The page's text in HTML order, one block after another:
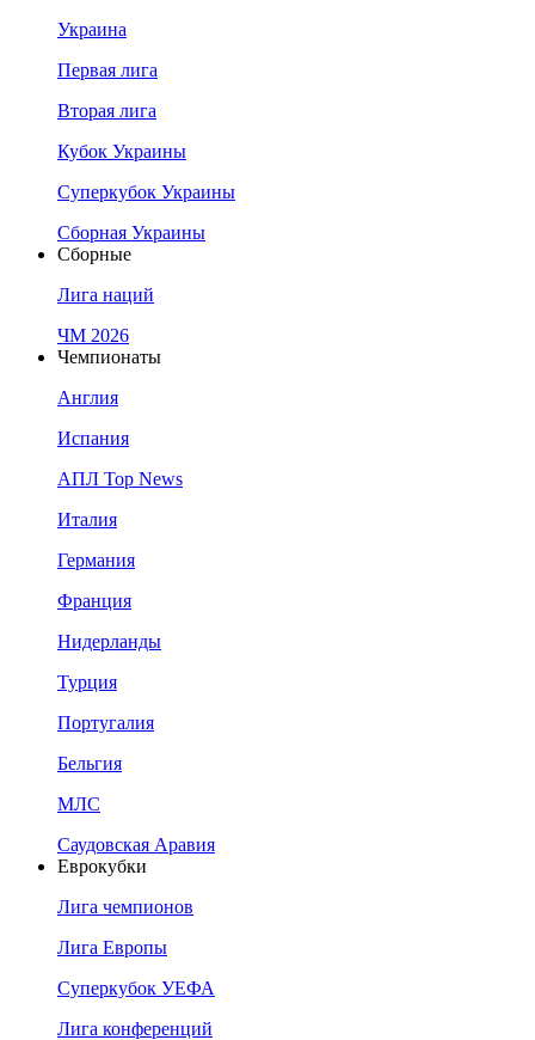
Украина
Первая лига
Вторая лига
Кубок Украины
Суперкубок Украины
Сборная Украины
Сборные
Лига наций
ЧМ 2026
Чемпионаты
Англия
Испания
АПЛ Top News
Италия
Германия
Франция
Нидерланды
Турция
Португалия
Бельгия
МЛС
Саудовская Аравия
Еврокубки
Лига чемпионов
Лига Европы
Суперкубок УЕФА
Лига конференций